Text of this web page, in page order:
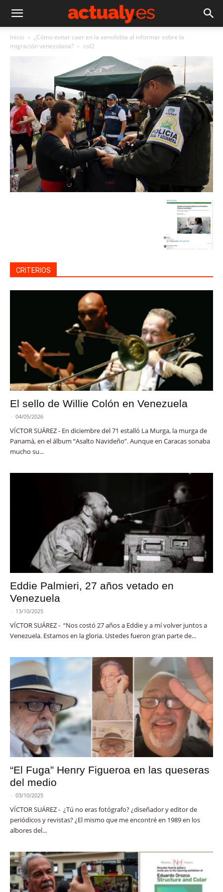
Inicio
¿Cómo evitar caer en la xenofobia al informar sobre la
migración venezolana?
col2
CRITERIOS
El sello de Willie Colón en Venezuela
- 04/05/2026
VÍCTOR SUÁREZ - En diciembre del 71 estalló La Murga, la murga de
Panamá, en el álbum “Asalto Navideño”. Aunque en Caracas sonaba
mucho su...
Eddie Palmieri, 27 años vetado en
Venezuela
- 13/10/2025
VÍCTOR SUÁREZ - “Nos costó 27 años a Eddie y a mí volver juntos a
Venezuela. Estamos en la gloria. Ustedes fueron gran parte de...
“El Fuga” Henry Figueroa en las queseras
del medio
- 03/10/2025
VÍCTOR SUÁREZ - ¿Tú no eras fotógrafo? ¿diseñador y editor de
periódicos y revistas? ¿El mismo que me encontré en 1989 en los
albores del...